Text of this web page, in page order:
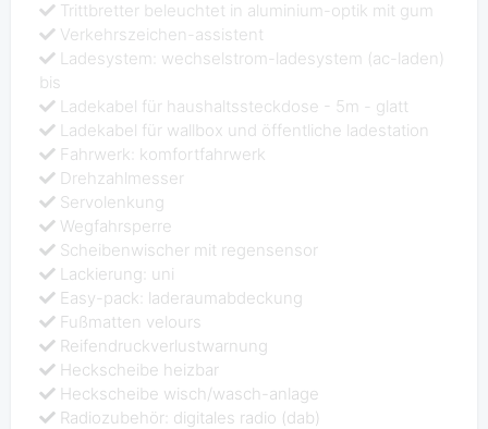
Trittbretter beleuchtet in aluminium-optik mit gum
Verkehrszeichen-assistent
Ladesystem: wechselstrom-ladesystem (ac-laden)
bis
Ladekabel für haushaltssteckdose - 5m - glatt
Ladekabel für wallbox und öffentliche ladestation
Fahrwerk: komfortfahrwerk
Drehzahlmesser
Servolenkung
Wegfahrsperre
Scheibenwischer mit regensensor
Lackierung: uni
Easy-pack: laderaumabdeckung
Fußmatten velours
Reifendruckverlustwarnung
Heckscheibe heizbar
Heckscheibe wisch/wasch-anlage
Radiozubehör: digitales radio (dab)